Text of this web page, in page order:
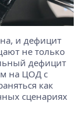
и дефицит
не только
дефицит
на ЦОД с
как
сценариях